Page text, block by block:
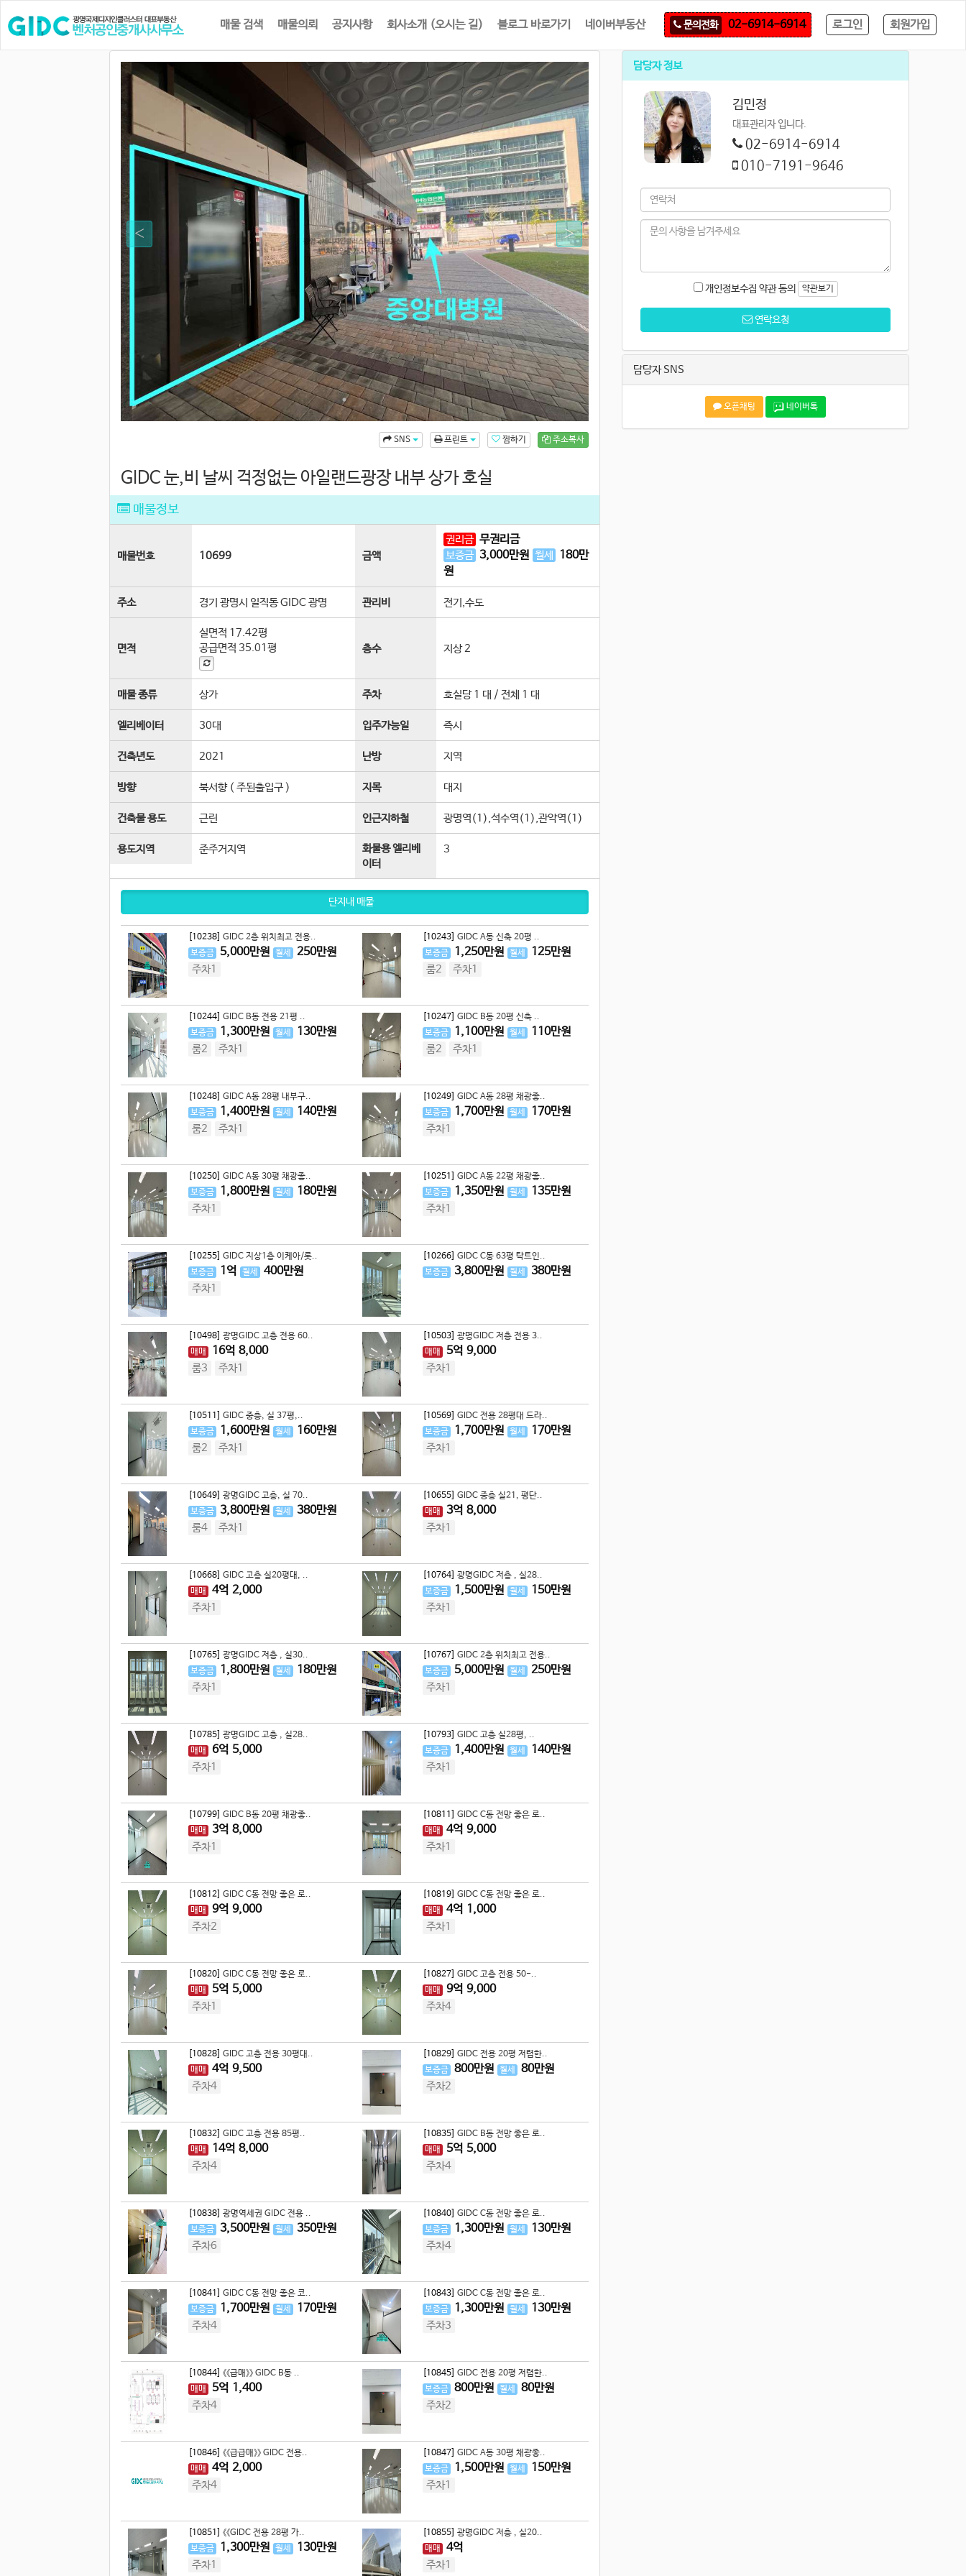
로그인 회원가입
문의전화 02-6914-6914
매물 검색 매물의뢰 공지사항 회사소개 (오시는 길) 블로그 바로가기 네이버부동산
주소복사
찜하기
프린트
SNS
GIDC 눈,비 날씨 걱정없는 아일랜드광장 내부 상가 호실
매물정보
매물번호 10699 금액
권리금 무권리금
보증금 3,000만원 월세 180만
원
주소 경기 광명시 일직동 GIDC 광명 관리비 전기,수도
면적
실면적 17.42평
공급면적 35.01평 층수 지상 2
매물 종류 상가 주차 호실당 1 대 / 전체 1 대
엘리베이터 30대 입주가능일 즉시
건축년도 2021 난방 지역
방향 북서향 ( 주된출입구 ) 지목 대지
건축물 용도 근린 인근지하철 광명역(1),석수역(1),관악역(1)
용도지역 준주거지역
화물용 엘리베
이터
3
단지내 매물
[10238] GIDC 2층 위치최고 전용..
보증금
5,000만원 월세 250만원
주차1
[10243] GIDC A동 신축 20평 ..
보증금
1,250만원 월세 125만원
룸2 주차1
[10244] GIDC B동 전용 21평 ..
보증금
1,300만원 월세 130만원
룸2 주차1
[10247]
GIDC B동 20평 신축 ..
보증금
1,100만원 월세 110만원
룸2 주차1
[10248] GIDC A동 28평 내부구..
보증금
1,400만원 월세 140만원
룸2 주차1
[10249] GIDC A동 28평 채광좋..
보증금
1,700만원 월세 170만원
주차1
[10250] GIDC A동 30평 채광좋..
보증금
1,800만원 월세 180만원
주차1
[10251]
GIDC A동 22평 채광좋..
보증금
1,350만원 월세 135만원
주차1
[10255] GIDC 지상1층 이케아/롯..
보증금
1억 월세 400만원
주차1
[10266] GIDC C동 63평 탁트인..
보증금
3,800만원 월세 380만원
[10498] 광명GIDC 고층 전용 60..
매매
16억 8,000
룸3 주차1
[10503] 광명GIDC 저층 전용 3..
매매
5억 9,000
주차1
[10511]
GIDC 중층, 실 37평,..
보증금
1,600만원 월세 160만원
룸2 주차1
[10569] GIDC 전용 28평대 드라..
보증금
1,700만원 월세 170만원
주차1
[10649] 광명GIDC 고층, 실 70..
보증금
3,800만원 월세 380만원
룸4 주차1
[10655] GIDC 중층 실21, 평단..
매매
3억 8,000
주차1
[10668] GIDC 고층 실20평대, ..
매매
4억 2,000
주차1
[10764] 광명GIDC 저층 , 실28..
보증금
1,500만원 월세 150만원
주차1
[10765] 광명GIDC 저층 , 실30..
보증금
1,800만원 월세 180만원
주차1
[10767]
GIDC 2층 위치최고 전용..
보증금
5,000만원 월세 250만원
주차1
[10785] 광명GIDC 고층 , 실28..
매매
6억 5,000
주차1
[10793] GIDC 고층 실28평, ..
보증금
1,400만원 월세 140만원
주차1
[10799] GIDC B동 20평 채광좋..
매매
3억 8,000
주차1
[10811]
GIDC C동 전망 좋은 로..
매매
4억 9,000
주차1
[10812] GIDC C동 전망 좋은 로..
매매
9억 9,000
주차2
[10819] GIDC C동 전망 좋은 로..
매매
4억 1,000
주차1
[10820] GIDC C동 전망 좋은 로..
매매
5억 5,000
주차1
[10827]
GIDC 고층 전용 50-..
매매
9억 9,000
주차4
[10828] GIDC 고층 전용 30평대..
매매
4억 9,500
주차4
[10829] GIDC 전용 20평 저렴한..
보증금
800만원 월세 80만원
주차2
[10832] GIDC 고층 전용 85평..
매매
14억 8,000
주차4
[10835] GIDC B동 전망 좋은 로..
매매
5억 5,000
주차4
[10838] 광명역세권 GIDC 전용 ..
보증금
3,500만원 월세 350만원
주차6
[10840] GIDC C동 전망 좋은 로..
보증금
1,300만원 월세 130만원
주차4
[10841]
GIDC C동 전망 좋은 코..
보증금
1,700만원 월세 170만원
주차4
[10843] GIDC C동 전망 좋은 로..
보증금
1,300만원 월세 130만원
주차3
[10844] 《《급매》》 GIDC B동 ..
매매
5억 1,400
주차4
[10845] GIDC 전용 20평 저렴한..
보증금
800만원 월세 80만원
주차2
[10846] 《《급급매》》 GIDC 전용..
매매
4억 2,000
주차4
[10847]
GIDC A동 30평 채광좋..
보증금
1,500만원 월세 150만원
주차1
[10851]
《《GIDC 전용 28평 가..
보증금
1,300만원 월세 130만원
주차1
[10855] 광명GIDC 저층 , 실20..
매매
4억
주차1
담당자 정보
김민정
대표관리자 입니다.
02-6914-6914
010-7191-9646
개인정보수집 약관 동의 약관보기
연락요청
담당자 SNS
오픈채팅 네이버톡